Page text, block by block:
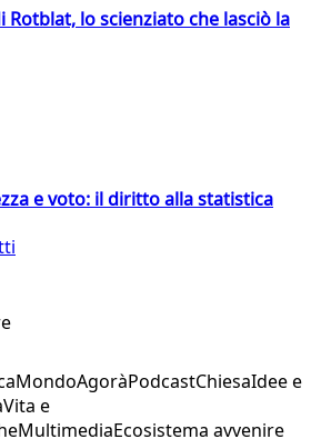
Rotblat, lo scienziato che lasciò la
e voto: il diritto alla statistica
MondoAgoràPodcastChiesaIdee e
Vita e
MultimediaEcosistema avvenire